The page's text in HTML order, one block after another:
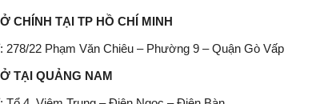
CHÍNH TẠI TP HỒ CHÍ MINH
278/22 Phạm Văn Chiêu – Phường 9 – Quận Gò Vấp
TẠI QUẢNG NAM